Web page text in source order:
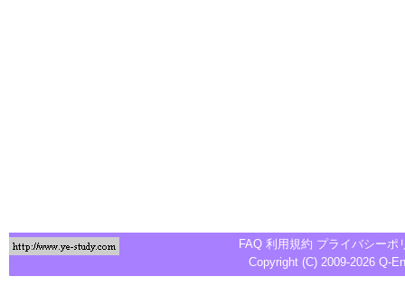
FAQ 利用規約 プライバシーポ
Copyright (C) 2009-2026 Q-